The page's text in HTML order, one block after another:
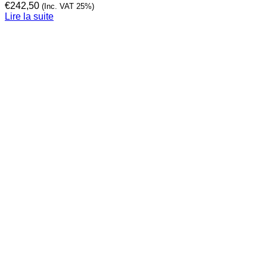
€242,50 (Inc. VAT 25%)
Lire la suite